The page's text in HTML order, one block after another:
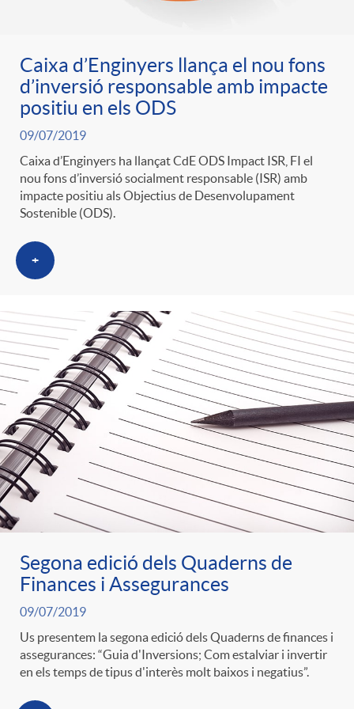
Caixa d’Enginyers llança el nou fons
d’inversió responsable amb impacte
positiu en els ODS
09/07/2019
Caixa d’Enginyers ha llançat CdE ODS Impact ISR, FI el
nou fons d’inversió socialment responsable (ISR) amb
impacte positiu als Objectius de Desenvolupament
Sostenible (ODS).
+
Segona edició dels Quaderns de
Finances i Assegurances
09/07/2019
Us presentem la segona edició dels Quaderns de finances i
assegurances: “Guia d'Inversions; Com estalviar i invertir
en els temps de tipus d'interès molt baixos i negatius”.